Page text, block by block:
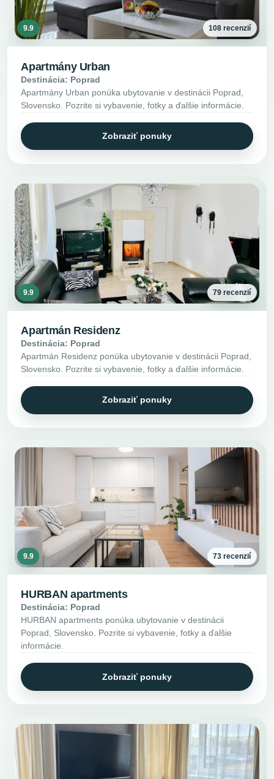
9.9 108 recenzií
Apartmány Urban
Destinácia: Poprad
Apartmány Urban ponúka ubytovanie v destinácii Poprad,
Slovensko. Pozrite si vybavenie, fotky a ďalšie informácie.
Zobraziť ponuky
9.9 79 recenzií
Apartmán Residenz
Destinácia: Poprad
Apartmán Residenz ponúka ubytovanie v destinácii Poprad,
Slovensko. Pozrite si vybavenie, fotky a ďalšie informácie.
Zobraziť ponuky
9.9 73 recenzií
HURBAN apartments
Destinácia: Poprad
HURBAN apartments ponúka ubytovanie v destinácii
Poprad, Slovensko. Pozrite si vybavenie, fotky a ďalšie
informácie.
Zobraziť ponuky